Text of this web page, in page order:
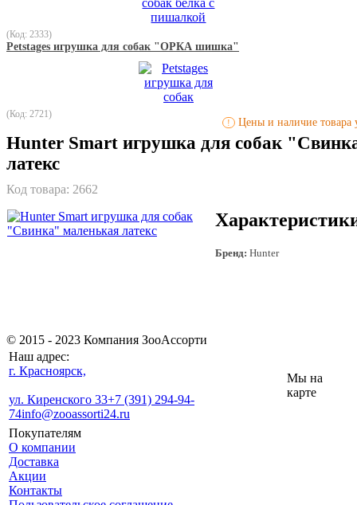
(Код: 2333)
Petstages игрушка для собак "ОРКА шишка"
(Код: 2721)
! Цены и наличие товара
Hunter Smart игрушка для собак
латекс
Код товара: 2662
Бренд: Hunter
© 2015 - 2023 Компания ЗооАссорти
Наш адрес:
г. Красноярск,
ул. Киренского 33+7 (391) 294-94-
74info@zooassorti24.ru
Мы на
карте
Покупателям
О компании
Доставка
Акции
Контакты